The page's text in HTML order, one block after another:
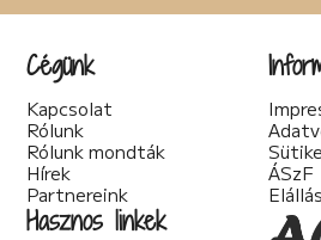
Cégünk
Kapcsolat
Rólunk
Rólunk mondták
Hírek
Partnereink
ÁSzF
Hasznos linkek